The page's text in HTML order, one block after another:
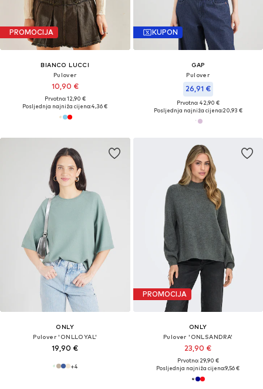
PROMOCIJA
BIANCO LUCCI
Pulover
10,90 €
Prvotno: 12,90 €
Posljednja najniža cijena:4,36 €
KUPON
GAP
Pulover
26,91 €
Prvotno: 42,90 €
Posljednja najniža cijena:20,93 €
ONLY
Pulover 'ONLLOYAL'
19,90 €
+4
PROMOCIJA
ONLY
Pulover 'ONLSANDRA'
23,90 €
Prvotno: 29,90 €
Posljednja najniža cijena:9,56 €